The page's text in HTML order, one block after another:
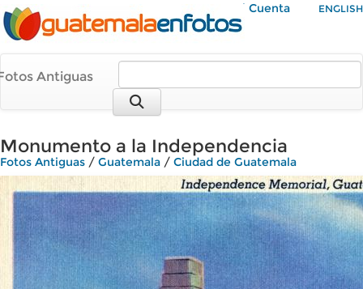
Mi Cuenta ENGLISH
Antiguas
Monumento a la Independencia
Fotos Antiguas / Guatemala / Ciudad de Guatemala